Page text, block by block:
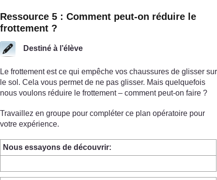
Ressource 5 : Comment peut-on réduire le
frottement ?
Destiné à l’élève
Le frottement est ce qui empêche vos chaussures de glisser sur
le sol. Cela vous permet de ne pas glisser. Mais quelquefois
nous voulons réduire le frottement – comment peut-on faire ?
Travaillez en groupe pour compléter ce plan opératoire pour
votre expérience.
Nous essayons de découvrir: